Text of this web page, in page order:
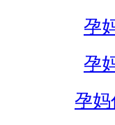
孕
孕
孕妈